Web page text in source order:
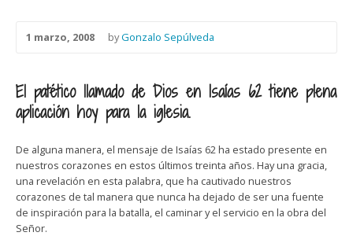
1 marzo, 2008 byGonzalo Sepúlveda
El patético llamado de Dios en Isaías 62 tiene plena
aplicación hoy para la iglesia.
De alguna manera, el mensaje de Isaías 62 ha estado presente en
nuestros corazones en estos últimos treinta años. Hay una gracia,
una revelación en esta palabra, que ha cautivado nuestros
corazones de tal manera que nunca ha dejado de ser una fuente
de inspiración para la batalla, el caminar y el servicio en la obra del
Señor.